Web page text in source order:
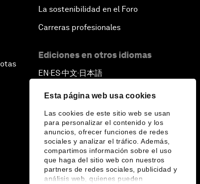
Esta página web usa cookies
Las cookies de este sitio web se usan
para personalizar el contenido y los
anuncios, ofrecer funciones de redes
sociales y analizar el tráfico. Además,
compartimos información sobre el uso
que haga del sitio web con nuestros
partners de redes sociales, publicidad y
análisis web, quienes pueden
La sostenibilidad en el Foro
Carreras profesionales
Ediciones en otros idiomas
EN ▪ ES▪中文▪ 日本語